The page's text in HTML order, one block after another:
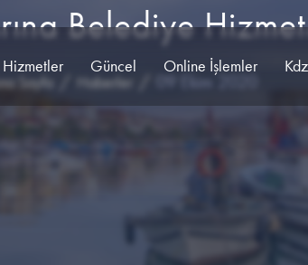
Hizmetler Güncel Online İşlemler
Belediye
Sayfa Haberler 09 Ekim 2020